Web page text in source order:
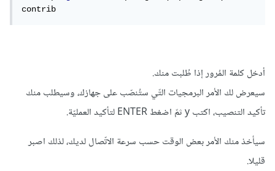
contrib
أدخل كلمة المُرور إذا طُلبت منك.
سيعرض لك الأمر البرمجيات التّي ستُنصّب على جهازك، وسيطلب منك
تأكيد التنصيب، اكتب y ثمّ اضغط ENTER لتأكيد العمليّة.
سيأخذ منك الأمر بعض الوقت حسب سرعة الاتّصال لديك، لذلك اصبر
قليلا.